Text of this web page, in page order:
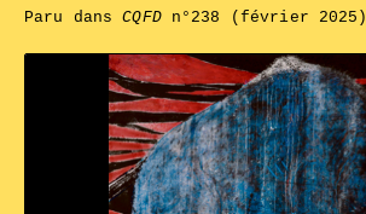
Paru dansCQFDn°238 (février 2025)